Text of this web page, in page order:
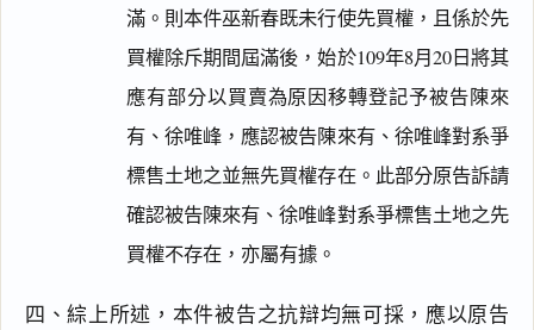
滿。則本件巫新春既未行使先買權，且係於先
買權除斥期間屆滿後，始於109年8月20日將其
應有部分以買賣為原因移轉登記予被告陳來
有、徐唯峰，應認被告陳來有、徐唯峰對系爭
標售土地之並無先買權存在。此部分原告訴請
確認被告陳來有、徐唯峰對系爭標售土地之先
買權不存在，亦屬有據。
四、綜上所述，本件被告之抗辯均無可採，應以原告